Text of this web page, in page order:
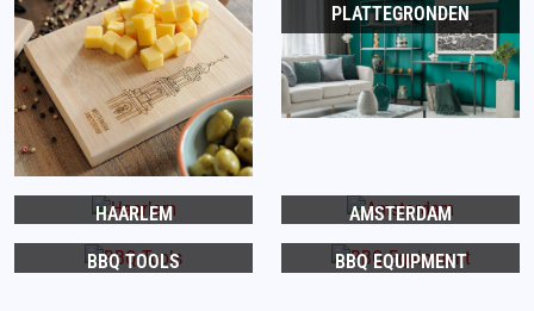
PLATTEGRONDEN
HAARLEM AMSTERDAM
BBQ TOOLS BBQ EQUIPMENT